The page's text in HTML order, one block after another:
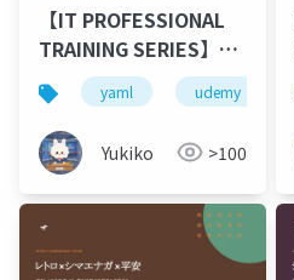
【IT PROFESSIONAL
TRAINING SERIES】
YAML完全マスター講
座 Docker
Compose・GitHub
Actions・Kubernetes
で 迷わず書ける、読め
る、直せるようになる
yaml udemy
Yukiko >100